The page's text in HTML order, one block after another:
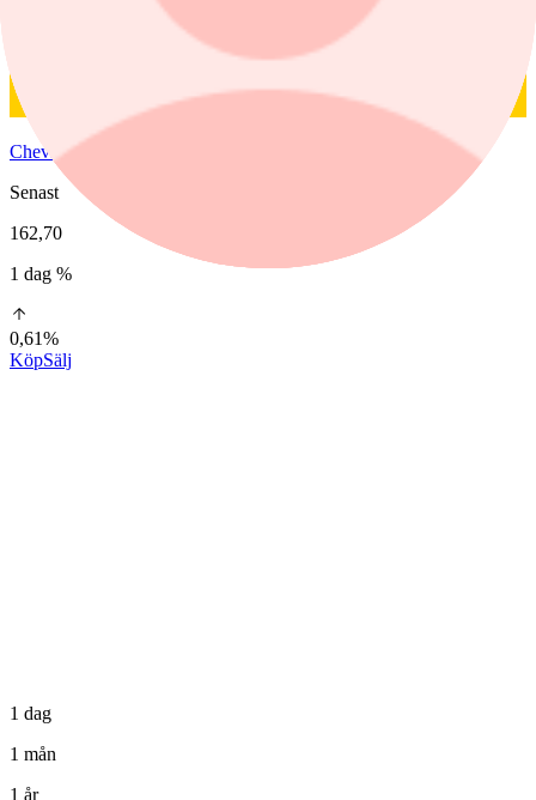
Chevron
Senast
162,70
1 dag %
0,61%
KöpSälj
1 dag
1 mån
1 år